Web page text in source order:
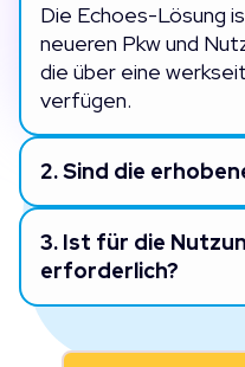
Die Echoes-Lösung
neueren Pkw und
die über eine
verfügen.
2.Sind die
3. Ist für die
erforderlich?